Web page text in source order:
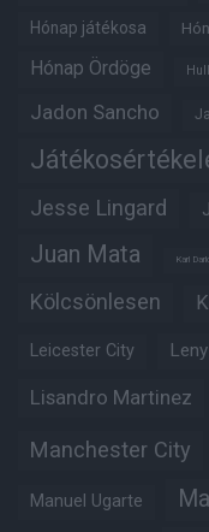
Hónap játékosa
Hónap Ördöge
Jadon Sancho
Jesse Lingard
Juan Mata Karl
Kölcsönlesen
Leicester City
Lisandro Martinez
Manchester City
Manuel Ugarte